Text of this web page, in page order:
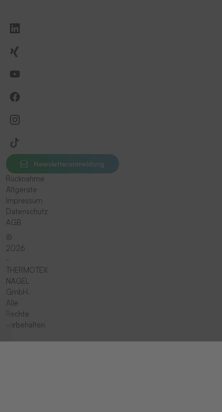
Newsletteranmeldung
Rücknahme
Altgeräte
Impressum
Datenschutz
AGB
©
2026
-
THERMOTEX
NAGEL
GmbH.
Alle
Rechte
vorbehalten